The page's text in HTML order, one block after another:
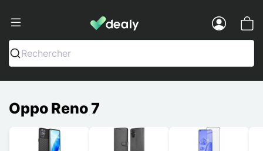
Dealy - Telefoonhoesjes en
Rechercher
Oppo Reno 7